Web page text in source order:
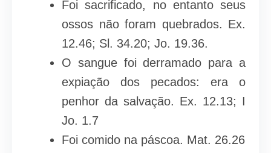
Foi sacrificado, no entanto seus
ossos não foram quebrados. Ex.
12.46; Sl. 34.20; Jo. 19.36.
O sangue foi derramado para a
expiação dos pecados: era o
penhor da salvação. Ex. 12.13; I
Jo. 1.7
Foi comido na páscoa. Mat. 26.26